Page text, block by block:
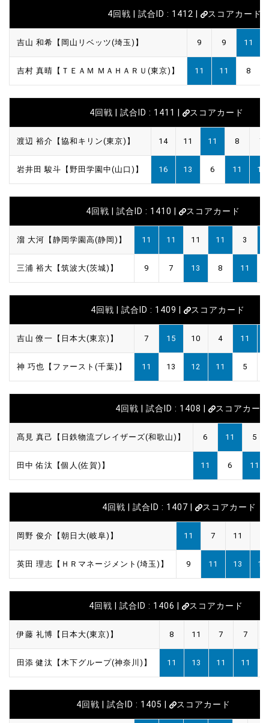
4回戦 | 試合ID : 1412 | スコアカード
吉山 和希【岡山リベッツ(埼玉)】 9 9 11
吉村 真晴【ＴＥＡＭ ＭＡＨＡＲＵ(東京)】 11 11 8
4回戦 | 試合ID : 1411 | スコアカード
渡辺 裕介【協和キリン(東京)】 14 11 11 8 7
岩井田 駿斗【野田学園中(山口)】 16 13 6 11 11
4回戦 | 試合ID : 1410 | スコアカード
溜 大河【静岡学園高(静岡)】 11 11 11 11 3
三浦 裕大【筑波大(茨城)】 9 7 13 8 11
4回戦 | 試合ID : 1409 | スコアカード
吉山 僚一【日本大(東京)】 7 15 10 4 11
神 巧也【ファースト(千葉)】 11 13 12 11 5
4回戦 | 試合ID : 1408 | スコアカード
髙見 真己【日鉄物流ブレイザーズ(和歌山)】 6 11 5
田中 佑汰【個人(佐賀)】 11 6 11
4回戦 | 試合ID : 1407 | スコアカード
岡野 俊介【朝日大(岐阜)】 11 7 11
英田 理志【ＨＲマネージメント(埼玉)】 9 11 13 11
4回戦 | 試合ID : 1406 | スコアカード
伊藤 礼博【日本大(東京)】 8 11 7 7
田添 健汰【木下グループ(神奈川)】 11 13 11 11
4回戦 | 試合ID : 1405 | スコアカード